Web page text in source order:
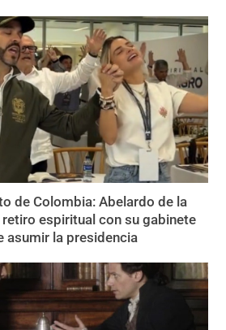
de Colombia: Abelardo de la
espiritual con su gabinete
asumir la presidencia